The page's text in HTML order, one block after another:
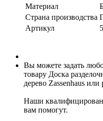
Материал
Страна производства
Артикул
Вы можете задать
товару Доска
дерево Zassenhaus или
Наши
вам помогут.